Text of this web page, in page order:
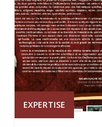
EXPERTISE